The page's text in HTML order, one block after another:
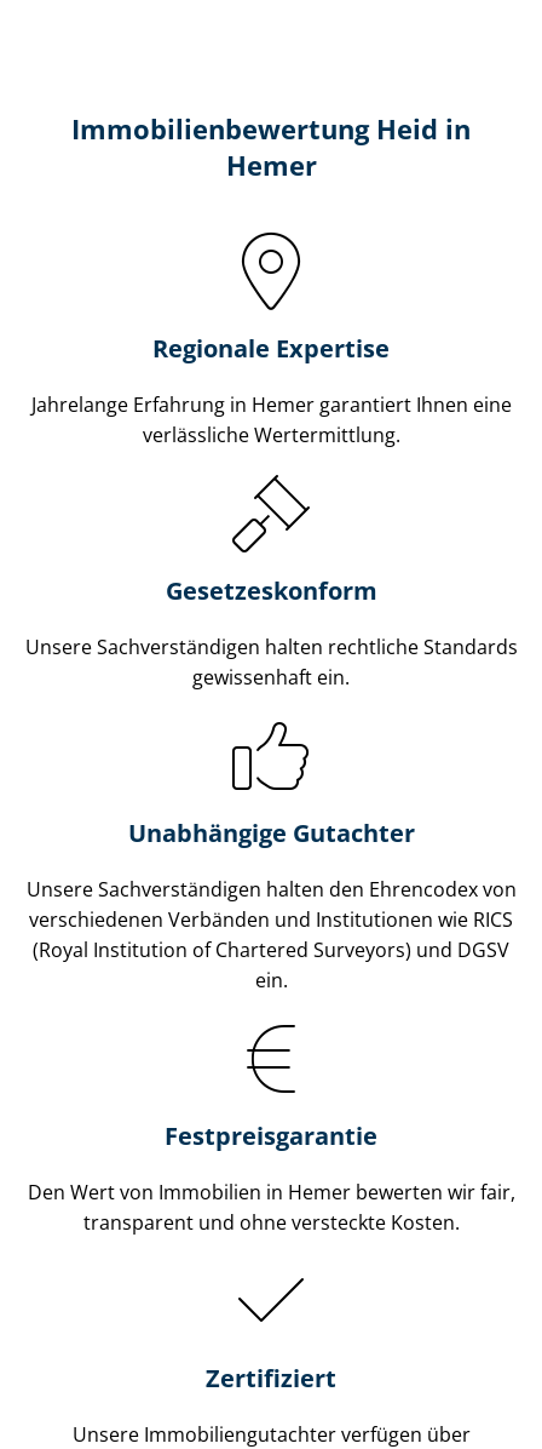
Immobilien­bewertung Heid in
Hemer
Regionale Expertise
Jahrelange Erfahrung in Hemer garantiert Ihnen eine
verlässliche Wertermittlung.
Gesetzes­konform
Unsere Sach­ver­stän­di­gen halten rechtliche Standards
gewissenhaft ein.
Unabhängige Gutachter
Unsere Sach­ver­stän­di­gen halten den Ehrencodex von
verschiedenen Verbänden und Institutionen wie RICS
(Royal Institution of Chartered Surveyors) und DGSV
ein.
Festpreis​garantie
Den Wert von Immobilien in Hemer bewerten wir fair,
transparent und ohne versteckte Kosten.
Zertifiziert
Unsere Immobilien­gutachter verfügen über